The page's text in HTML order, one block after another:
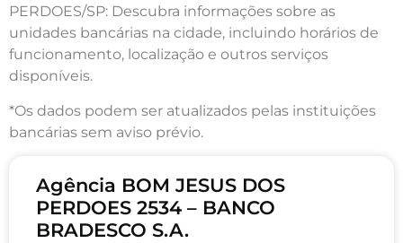
PERDOES/SP: Descubra informações sobre as
unidades bancárias na cidade, incluindo horários de
funcionamento, localização e outros serviços
disponíveis.
*Os dados podem ser atualizados pelas instituições
bancárias sem aviso prévio.
Agência BOM JESUS DOS
PERDOES 2534 – BANCO
BRADESCO S.A.